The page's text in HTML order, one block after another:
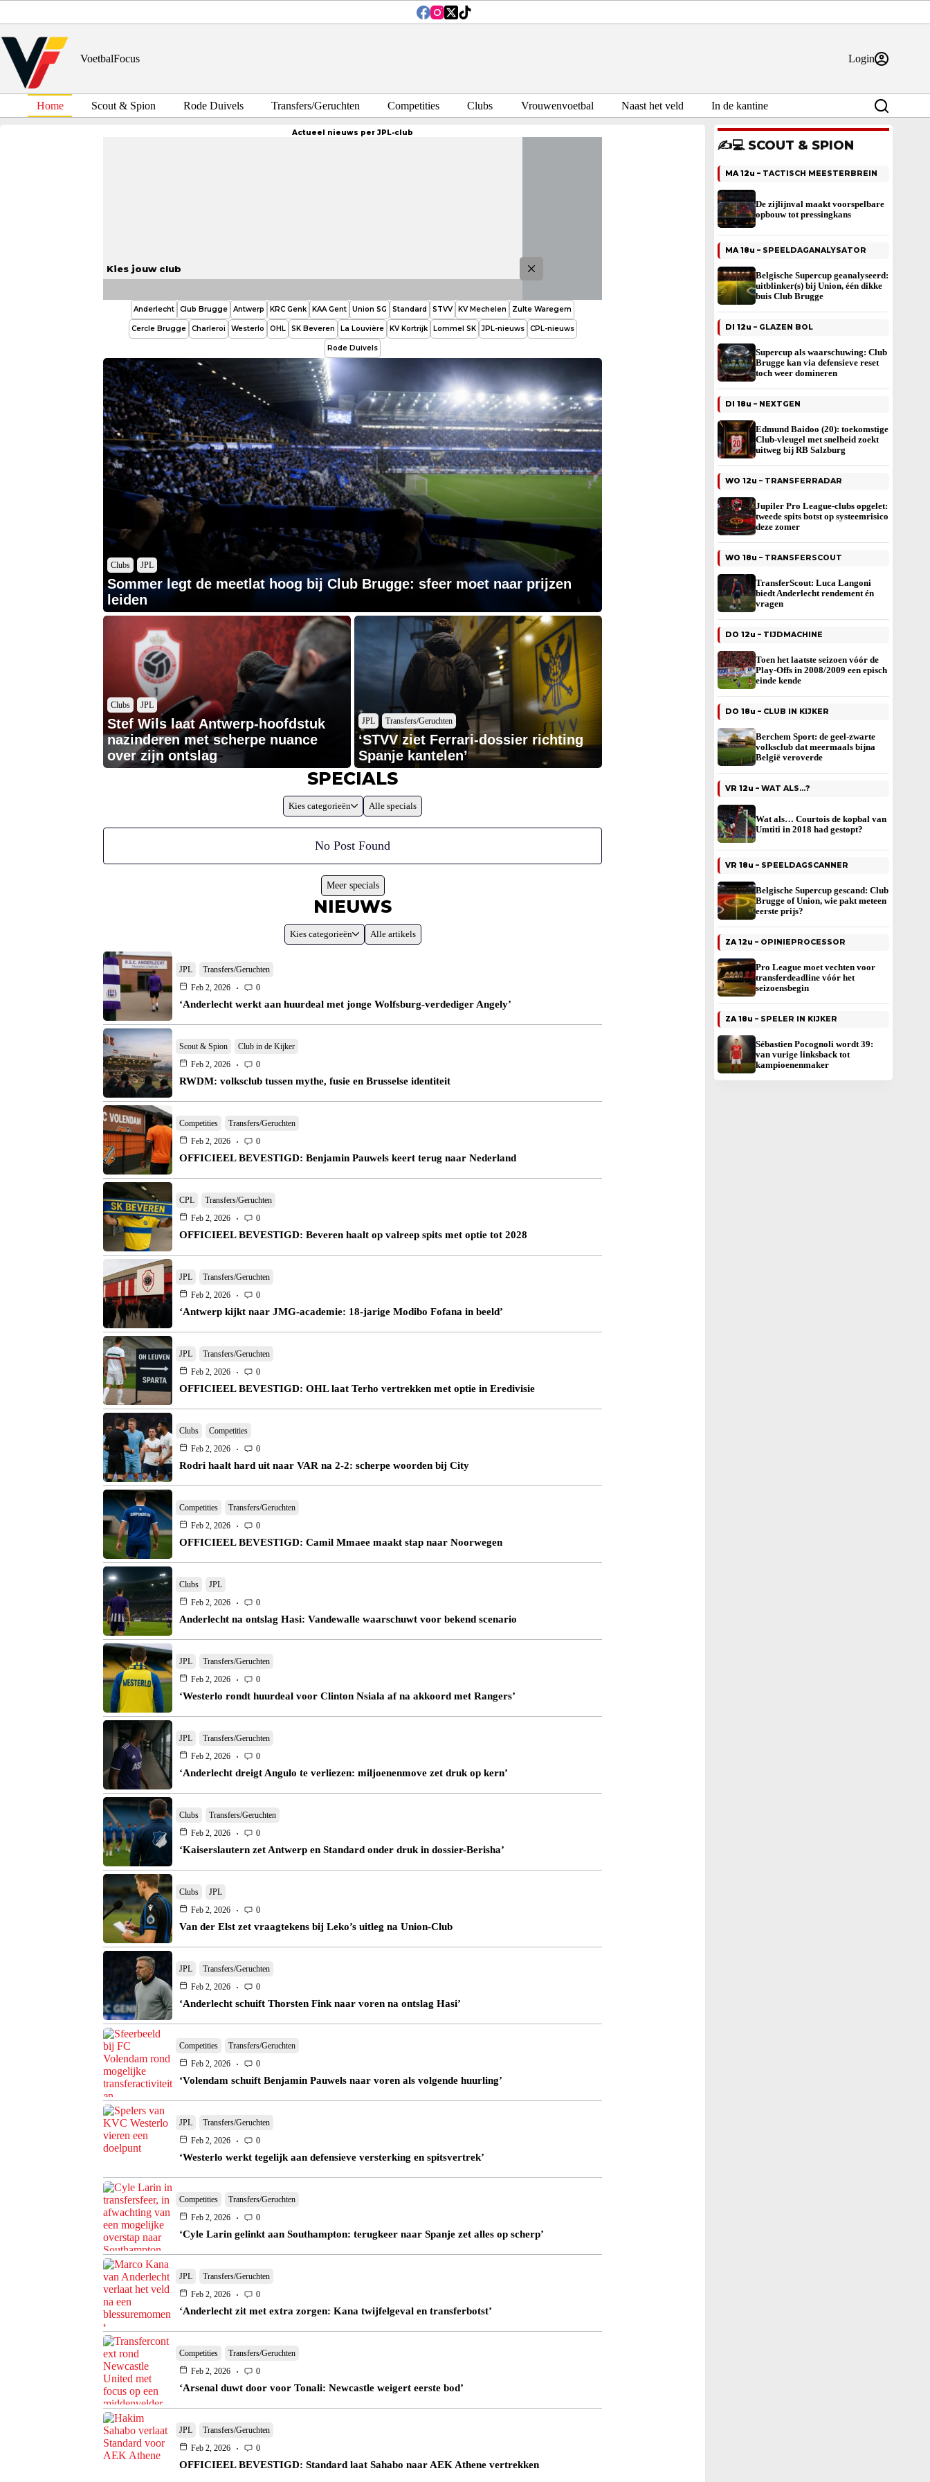
inhoud
VoetbalFocus
Login
Home Scout & Spion Rode Duivels Transfers/Geruchten Competities Clubs Vrouwenvoetbal Naast het veld In de kantine
Actueel nieuws per JPL-club
Kies jouw club
Anderlecht Club Brugge Antwerp KRC Genk KAA Gent Union SG Standard STVV KV Mechelen Zulte Waregem
Cercle Brugge Charleroi Westerlo OHL SK Beveren La Louvière KV Kortrijk Lommel SK JPL-nieuws CPL-nieuws
Rode Duivels
Clubs JPL
Sommer legt de meetlat hoog bij Club Brugge: sfeer moet naar prijzen
leiden
Clubs JPL
Stef Wils laat Antwerp-hoofdstuk
nazinderen met scherpe nuance
over zijn ontslag
JPL Transfers/Geruchten
‘STVV ziet Ferrari-dossier richting
Spanje kantelen’
SPECIALS
Kies categorieën Alle specials
No Post Found
Meer specials
NIEUWS
Kies categorieën Alle artikels
JPL
Transfers/Geruchten
Feb 2, 2026
0
‘Anderlecht werkt aan huurdeal met jonge Wolfsburg-verdediger Angely’
Scout & Spion
Club in de Kijker
Feb 2, 2026
0
RWDM: volksclub tussen mythe, fusie en Brusselse identiteit
Competities
Transfers/Geruchten
Feb 2, 2026
0
OFFICIEEL BEVESTIGD: Benjamin Pauwels keert terug naar Nederland
CPL
Transfers/Geruchten
Feb 2, 2026
0
OFFICIEEL BEVESTIGD: Beveren haalt op valreep spits met optie tot 2028
JPL
Transfers/Geruchten
Feb 2, 2026
0
‘Antwerp kijkt naar JMG-academie: 18-jarige Modibo Fofana in beeld’
JPL
Transfers/Geruchten
Feb 2, 2026
0
OFFICIEEL BEVESTIGD: OHL laat Terho vertrekken met optie in Eredivisie
Clubs
Competities
Feb 2, 2026
0
Rodri haalt hard uit naar VAR na 2-2: scherpe woorden bij City
Competities
Transfers/Geruchten
Feb 2, 2026
0
OFFICIEEL BEVESTIGD: Camil Mmaee maakt stap naar Noorwegen
Clubs
JPL
Feb 2, 2026
0
Anderlecht na ontslag Hasi: Vandewalle waarschuwt voor bekend scenario
JPL
Transfers/Geruchten
Feb 2, 2026
0
‘Westerlo rondt huurdeal voor Clinton Nsiala af na akkoord met Rangers’
JPL
Transfers/Geruchten
Feb 2, 2026
0
‘Anderlecht dreigt Angulo te verliezen: miljoenenmove zet druk op kern’
Clubs
Transfers/Geruchten
Feb 2, 2026
0
‘Kaiserslautern zet Antwerp en Standard onder druk in dossier-Berisha’
Clubs
JPL
Feb 2, 2026
0
Van der Elst zet vraagtekens bij Leko’s uitleg na Union-Club
JPL
Transfers/Geruchten
Feb 2, 2026
0
‘Anderlecht schuift Thorsten Fink naar voren na ontslag Hasi’
Competities
Transfers/Geruchten
Feb 2, 2026
0
‘Volendam schuift Benjamin Pauwels naar voren als volgende huurling’
JPL
Transfers/Geruchten
Feb 2, 2026
0
‘Westerlo werkt tegelijk aan defensieve versterking en spitsvertrek’
Competities
Transfers/Geruchten
Feb 2, 2026
0
‘Cyle Larin gelinkt aan Southampton: terugkeer naar Spanje zet alles op scherp’
JPL
Transfers/Geruchten
Feb 2, 2026
0
‘Anderlecht zit met extra zorgen: Kana twijfelgeval en transferbotst’
Competities
Transfers/Geruchten
Feb 2, 2026
0
‘Arsenal duwt door voor Tonali: Newcastle weigert eerste bod’
JPL
Transfers/Geruchten
Feb 2, 2026
0
OFFICIEEL BEVESTIGD: Standard laat Sahabo naar AEK Athene vertrekken
✍️💻 SCOUT & SPION
MA 12u – TACTISCH MEESTERBREIN
De zijlijnval maakt voorspelbare
opbouw tot pressingkans
MA 18u – SPEELDAGANALYSATOR
Belgische Supercup geanalyseerd:
uitblinker(s) bij Union, één dikke
buis Club Brugge
DI 12u – GLAZEN BOL
Supercup als waarschuwing: Club
Brugge kan via defensieve reset
toch weer domineren
DI 18u – NEXTGEN
Edmund Baidoo (20): toekomstige
Club-vleugel met snelheid zoekt
uitweg bij RB Salzburg
WO 12u – TRANSFERRADAR
Jupiler Pro League-clubs opgelet:
tweede spits botst op systeemrisico
deze zomer
WO 18u – TRANSFERSCOUT
TransferScout: Luca Langoni
biedt Anderlecht rendement én
vragen
DO 12u – TIJDMACHINE
Toen het laatste seizoen vóór de
Play-Offs in 2008/2009 een episch
einde kende
DO 18u – CLUB IN KIJKER
Berchem Sport: de geel-zwarte
volksclub dat meermaals bijna
België veroverde
VR 12u –WAT ALS…?
Wat als… Courtois de kopbal van
Umtiti in 2018 had gestopt?
VR 18u – SPEELDAGSCANNER
Belgische Supercup gescand: Club
Brugge of Union, wie pakt meteen
eerste prijs?
ZA 12u – OPINIEPROCESSOR
Pro League moet vechten voor
transferdeadline vóór het
seizoensbegin
ZA 18u – SPELER IN KIJKER
Sébastien Pocognoli wordt 39:
van vurige linksback tot
kampioenenmaker